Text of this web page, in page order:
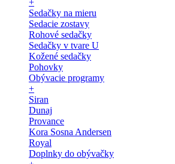
+
Sedačky na mieru
Sedacie zostavy
Rohové sedačky
Sedačky v tvare U
Kožené sedačky
Pohovky
Obývacie programy
+
Siran
Dunaj
Provance
Kora Sosna Andersen
Royal
Doplnky do obývačky